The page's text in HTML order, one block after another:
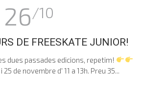
26/10
DE FREESKATE JUNIOR!
dues passades edicions, repetim!
25 de novembre d' 11 a 13h. Preu 35...